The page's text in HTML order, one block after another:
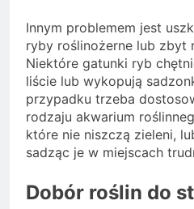
Innym problemem jest
ryby roślinożerne lub zbyt
Niektóre gatunki ryb
liście lub wykopują
przypadku trzeba
rodzaju akwarium
które nie niszczą zieleni,
sadząc je w miejscach
Dobór roślin do